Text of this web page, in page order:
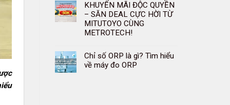
KHUYẾN MÃI ĐỘC QUYỀN
– SĂN DEAL CỰC HỜI TỪ
MITUTOYO CÙNG
METROTECH!
Chỉ số ORP là gì? Tìm hiểu
về máy đo ORP